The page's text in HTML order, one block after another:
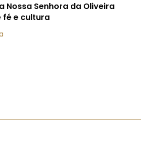
Nossa Senhora da Oliveira
fé e cultura